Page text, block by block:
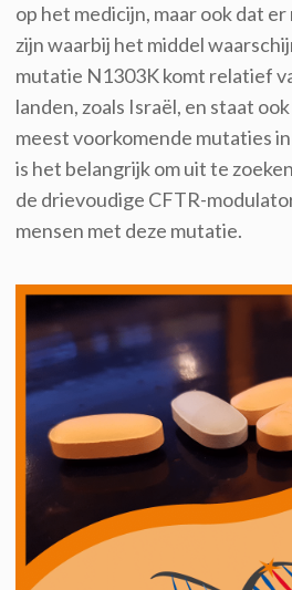
op het medicijn, maar ookdat er
zijn waarbij het middel
mutatie N1303K komt relatief
landen, zoals Israël, en staat
meestvoorkomende mutaties
is het belangrijk om uit te
de drievoudige CFTR-
mensen met deze mutatie.